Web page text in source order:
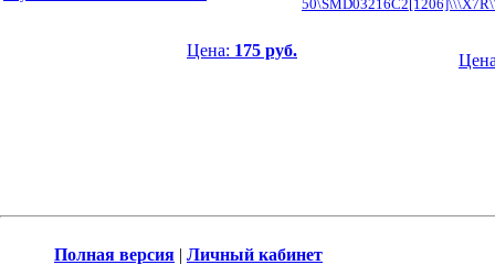
Цена: 175 руб.
Полная версия | Личный кабинет